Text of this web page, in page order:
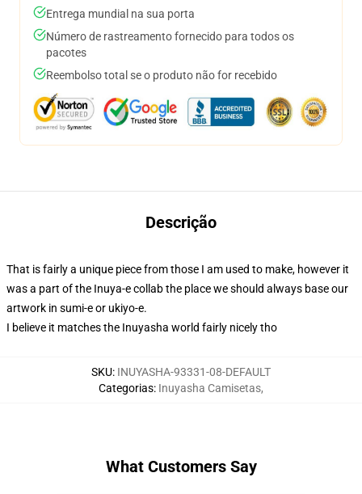
Entrega mundial na sua porta
Número de rastreamento fornecido para todos os
pacotes
Reembolso total se o produto não for recebido
Descrição
That is fairly a unique piece from those I am used to make, however it
was a part of the Inuya-e collab the place we should always base our
artwork in sumi-e or ukiyo-e.
I believe it matches the Inuyasha world fairly nicely tho
SKU: INUYASHA-93331-08-DEFAULT
Categorias: Inuyasha Camisetas,
What Customers Say